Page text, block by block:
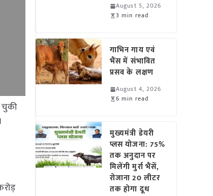
August 5, 2026
3 min read
गाभिन गाय एवं
भैंस में संभावित
प्रसव के लक्षण
August 4, 2026
6 min read
मुख्यमंत्री डेयरी
प्लस योजना: 75%
तक अनुदान पर
मिलेंगी मुर्रा भैंसें,
रोजाना 20 लीटर
तक होगा दूध